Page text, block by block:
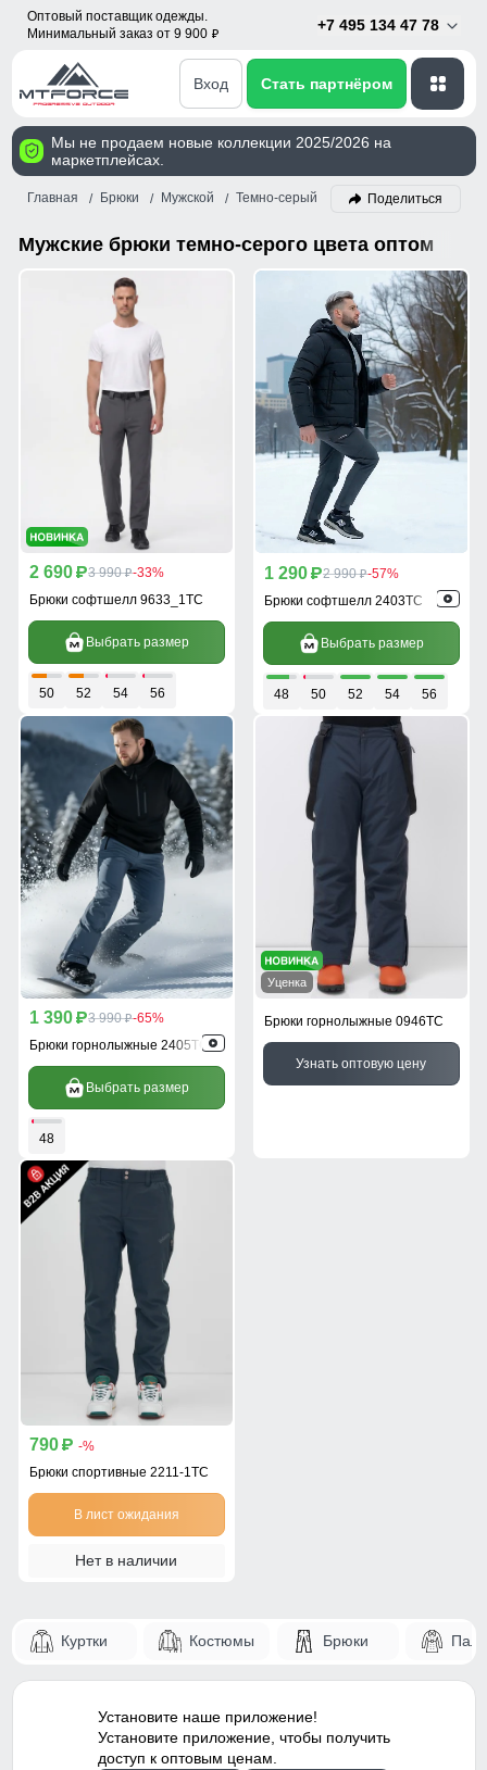
Оптовый поставщик одежды.
Минимальный заказ от 9 900 p
+7 495 134 47 78
Вход Стать партнёром
Мы не продаем новые коллекции 2025/2026 на
маркетплейсах.
Главная Брюки Мужской Темно-серый Поделиться
Мужские брюки темно-серого цвета оптом
2 690 p3 990 p-33%
Брюки софтшелл 9633_1TC
Выбрать размер
50 52 54 56
1 290 p2 990 p-57%
Брюки софтшелл 2403TC
Выбрать размер
48 50 52 54 56
1 390 p3 990 p-65%
Брюки горнолыжные 2405TC
Выбрать размер
48
Уценка
Брюки горнолыжные 0946TC
Узнать оптовую цену
790 p -%
Брюки спортивные 2211-1TC
В лист ожидания
Нет в наличии
Куртки Костюмы Брюки
Установите наше приложение!
Установите приложение, чтобы получить
доступ к оптовым ценам.